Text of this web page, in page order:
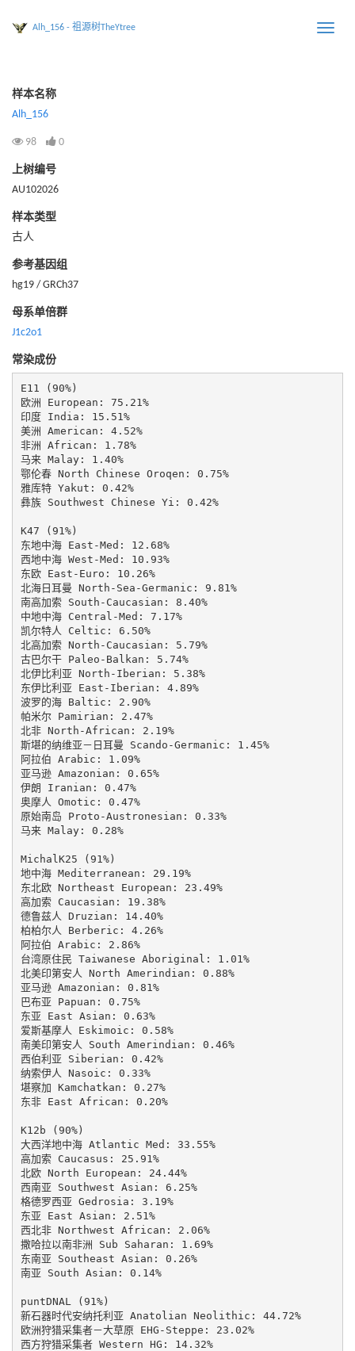
Toggle
Alh_156 - 祖源树TheYtree
样本名称
Alh_156
98 0
上树编号
AU102026
样本类型
古人
参考基因组
hg19 / GRCh37
母系单倍群
J1c2o1
常染成份
E11 (90%)
欧洲 European: 75.21%
印度 India: 15.51%
美洲 American: 4.52%
非洲 African: 1.78%
马来 Malay: 1.40%
鄂伦春 North Chinese Oroqen: 0.75%
雅库特 Yakut: 0.42%
彝族 Southwest Chinese Yi: 0.42%
K47 (91%)
东地中海 East-Med: 12.68%
西地中海 West-Med: 10.93%
东欧 East-Euro: 10.26%
北海日耳曼 North-Sea-Germanic: 9.81%
南高加索 South-Caucasian: 8.40%
中地中海 Central-Med: 7.17%
凯尔特人 Celtic: 6.50%
北高加索 North-Caucasian: 5.79%
古巴尔干 Paleo-Balkan: 5.74%
北伊比利亚 North-Iberian: 5.38%
东伊比利亚 East-Iberian: 4.89%
波罗的海 Baltic: 2.90%
帕米尔 Pamirian: 2.47%
北非 North-African: 2.19%
斯堪的纳维亚－日耳曼 Scando-Germanic: 1.45%
阿拉伯 Arabic: 1.09%
亚马逊 Amazonian: 0.65%
伊朗 Iranian: 0.47%
奥摩人 Omotic: 0.47%
原始南岛 Proto-Austronesian: 0.33%
马来 Malay: 0.28%
MichalK25 (91%)
地中海 Mediterranean: 29.19%
东北欧 Northeast European: 23.49%
高加索 Caucasian: 19.38%
德鲁兹人 Druzian: 14.40%
柏柏尔人 Berberic: 4.26%
阿拉伯 Arabic: 2.86%
台湾原住民 Taiwanese Aboriginal: 1.01%
北美印第安人 North Amerindian: 0.88%
亚马逊 Amazonian: 0.81%
巴布亚 Papuan: 0.75%
东亚 East Asian: 0.63%
爱斯基摩人 Eskimoic: 0.58%
南美印第安人 South Amerindian: 0.46%
西伯利亚 Siberian: 0.42%
纳索伊人 Nasoic: 0.33%
堪察加 Kamchatkan: 0.27%
东非 East African: 0.20%
K12b (90%)
大西洋地中海 Atlantic Med: 33.55%
高加索 Caucasus: 25.91%
北欧 North European: 24.44%
西南亚 Southwest Asian: 6.25%
格德罗西亚 Gedrosia: 3.19%
东亚 East Asian: 2.51%
西北非 Northwest African: 2.06%
撒哈拉以南非洲 Sub Saharan: 1.69%
东南亚 Southeast Asian: 0.26%
南亚 South Asian: 0.14%
puntDNAL (91%)
新石器时代安纳托利亚 Anatolian Neolithic: 44.72%
欧洲狩猎采集者－大草原 EHG-Steppe: 23.02%
西方狩猎采集者 Western HG: 14.32%